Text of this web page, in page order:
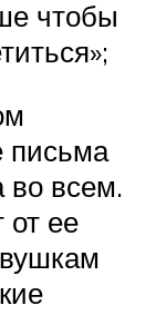
чтобы
письма
во всем.
от ее